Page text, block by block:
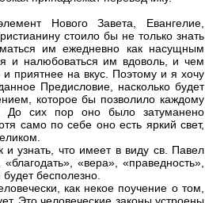
Нового Завета, Евангелие,
стоило бы не только знать
им ежедневно как насущным
и налюбоваться им вдоволь, и чем
приятнее на вкус. Поэтому и я хочу
Предисловие, насколько будет
которое бы позволило каждому
До сих пор оно было затуманено
само по себе оно есть яркий свет,
узнать, что имеет в виду св. Павел
«вера», «праведность»,
бесполезно.
как некое поучение о том,